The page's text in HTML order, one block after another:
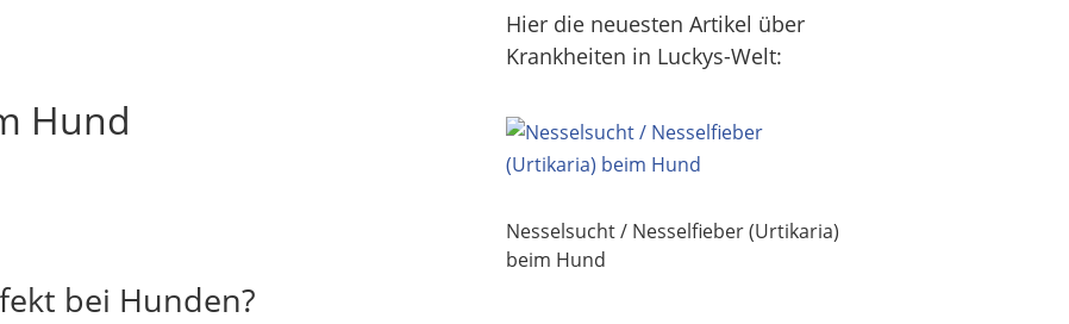
Hund
bei Hunden?
Hier die neuesten Artikel über
Krankheiten in Luckys-Welt:
Nesselsucht / Nesselfieber (Urtikaria)
beim Hund